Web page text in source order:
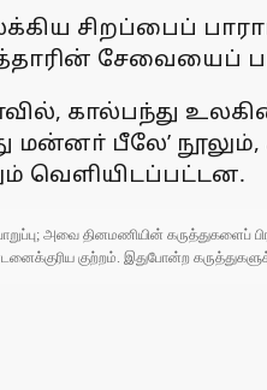
சிறப்பைப்
சேவையைப்
மன்னா் பீலே’
வெளியிடப்பட்டன.
அவை தினமணியின்
குற்றம். இதுபோன்ற